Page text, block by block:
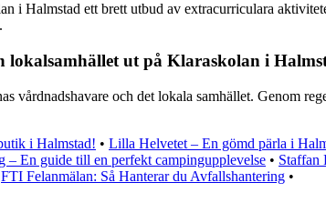
i Halmstad ett brett utbud av extracurriculara
lokalsamhället ut på Klaraskolan i
vårdnadshavare och det lokala samhället. Genom
i Halmstad! • Lilla Helvetet – En gömd pärla i
– En guide till en perfekt campingupplevelse • Staffan
FTI Felanmälan: Så Hanterar du Avfallshantering •